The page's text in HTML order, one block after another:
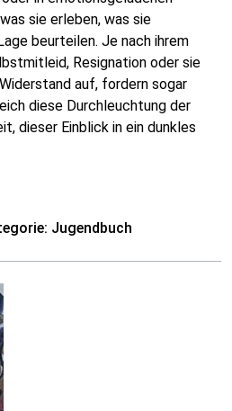
sie erleben, was sie
beurteilen. Je nach ihrem
Resignation oder sie
auf, fordern sogar
diese Durchleuchtung der
dieser Einblick in ein dunkles
Jugendbuch